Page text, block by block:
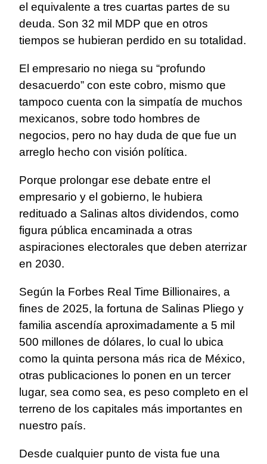
el equivalente a tres cuartas partes de su
deuda. Son 32 mil MDP que en otros
tiempos se hubieran perdido en su totalidad.
El empresario no niega su “profundo
desacuerdo” con este cobro, mismo que
tampoco cuenta con la simpatía de muchos
mexicanos, sobre todo hombres de
negocios, pero no hay duda de que fue un
arreglo hecho con visión política.
Porque prolongar ese debate entre el
empresario y el gobierno, le hubiera
redituado a Salinas altos dividendos, como
figura pública encaminada a otras
aspiraciones electorales que deben aterrizar
en 2030.
Según la Forbes Real Time Billionaires, a
fines de 2025, la fortuna de Salinas Pliego y
familia ascendía aproximadamente a 5 mil
500 millones de dólares, lo cual lo ubica
como la quinta persona más rica de México,
otras publicaciones lo ponen en un tercer
lugar, sea como sea, es peso completo en el
terreno de los capitales más importantes en
nuestro país.
Desde cualquier punto de vista fue una